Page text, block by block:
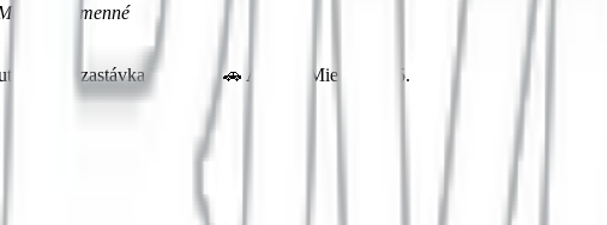
Humenné
zastávka Mierová. 🚗 Autom: Mierová 105.